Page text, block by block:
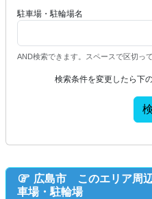
駐車場・駐輪場名
AND検索できます。スペースで区切って
検索条件を変更したら下
広島市 このエリア周
車場・駐輪場